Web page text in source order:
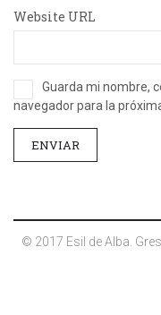
Website URL
Guarda mi nombre,
navegador para la
© 2017 Esil de Alba.